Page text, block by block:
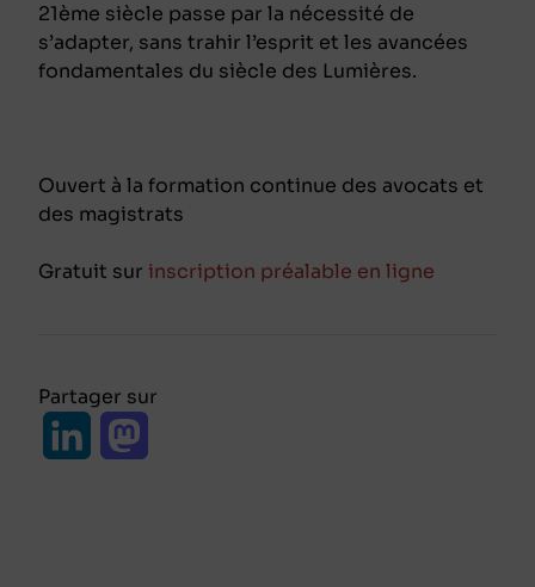
21ème siècle passe par la nécessité de
s’adapter, sans trahir l’esprit et les avancées
fondamentales du siècle des Lumières.
Ouvert à la formation continue des avocats et
des magistrats
Gratuit sur inscription préalable en ligne
Partager sur